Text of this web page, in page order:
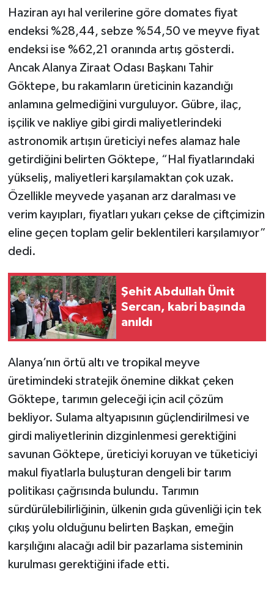
Haziran ayı hal verilerine göre domates fiyat
endeksi %28,44, sebze %54,50 ve meyve fiyat
endeksi ise %62,21 oranında artış gösterdi.
Ancak Alanya Ziraat Odası Başkanı Tahir
Göktepe, bu rakamların üreticinin kazandığı
anlamına gelmediğini vurguluyor. Gübre, ilaç,
işçilik ve nakliye gibi girdi maliyetlerindeki
astronomik artışın üreticiyi nefes alamaz hale
getirdiğini belirten Göktepe, “Hal fiyatlarındaki
yükseliş, maliyetleri karşılamaktan çok uzak.
Özellikle meyvede yaşanan arz daralması ve
verim kayıpları, fiyatları yukarı çekse de çiftçimizin
eline geçen toplam gelir beklentileri karşılamıyor”
dedi.
Şehit Abdullah Ümit
Sercan, kabri başında
anıldı
Alanya’nın örtü altı ve tropikal meyve
üretimindeki stratejik önemine dikkat çeken
Göktepe, tarımın geleceği için acil çözüm
bekliyor. Sulama altyapısının güçlendirilmesi ve
girdi maliyetlerinin dizginlenmesi gerektiğini
savunan Göktepe, üreticiyi koruyan ve tüketiciyi
makul fiyatlarla buluşturan dengeli bir tarım
politikası çağrısında bulundu. Tarımın
sürdürülebilirliğinin, ülkenin gıda güvenliği için tek
çıkış yolu olduğunu belirten Başkan, emeğin
karşılığını alacağı adil bir pazarlama sisteminin
kurulması gerektiğini ifade etti.